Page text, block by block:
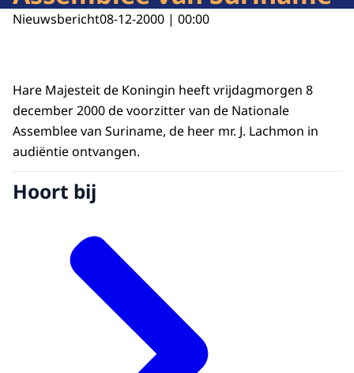
Nieuwsbericht08-12-2000 | 00:00
Hare Majesteit de Koningin heeft vrijdagmorgen 8
december 2000 de voorzitter van de Nationale
Assemblee van Suriname, de heer mr. J. Lachmon in
audiëntie ontvangen.
Hoort bij